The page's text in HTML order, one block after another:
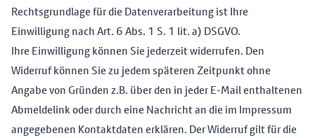
Rechtsgrundlage für die Datenverarbeitung ist Ihre
Einwilligung nach Art. 6 Abs. 1 S. 1 lit. a) DSGVO.
Ihre Einwilligung können Sie jederzeit widerrufen. Den
Widerruf können Sie zu jedem späteren Zeitpunkt ohne
Angabe von Gründen z.B. über den in jeder E-Mail enthaltenen
Abmeldelink oder durch eine Nachricht an die im Impressum
angegebenen Kontaktdaten erklären. Der Widerruf gilt für die